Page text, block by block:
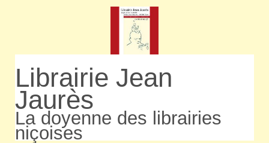
Librairie Jean
Jaurès
La doyenne des librairies
niçoises